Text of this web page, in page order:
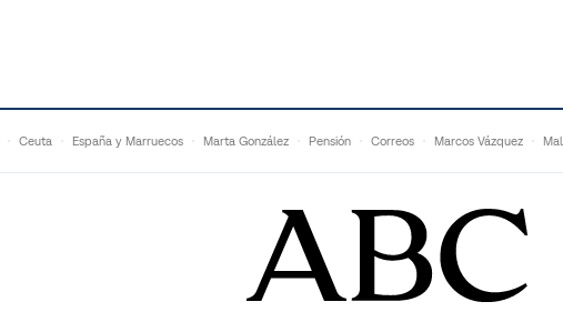
Ceuta España y Marruecos Marta González Pensión Correos Marcos Vázquez